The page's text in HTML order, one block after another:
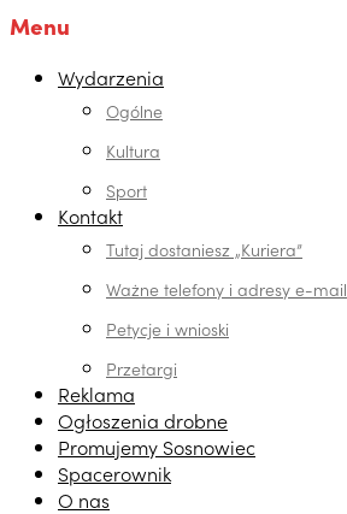
Menu
Wydarzenia
Ogólne
Kultura
Sport
Kontakt
Tutaj dostaniesz „Kuriera”
Ważne telefony i adresy e-mail
Petycje i wnioski
Przetargi
Reklama
Ogłoszenia drobne
Promujemy Sosnowiec
Spacerownik
O nas